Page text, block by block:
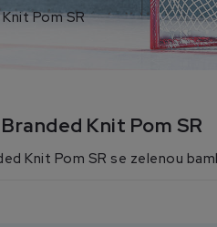
Pom SR
Knit Pom SR
Knit Pom SR se zelenou